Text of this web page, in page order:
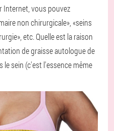
Internet, vous pouvez
non chirurgicale», «seins
etc. Quelle est la raison
de graisse autologue de
sein (c'est l'essence même